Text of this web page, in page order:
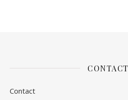
CONTACT
Contact